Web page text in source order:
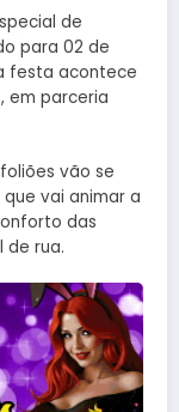
de
para 02 de
festa acontece
em parceria
vão se
vai animar a
das
de rua.